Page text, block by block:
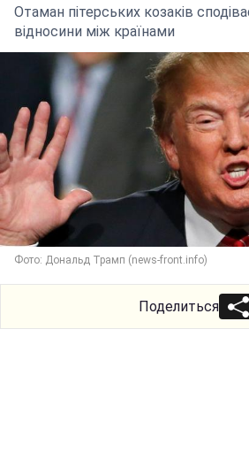
Отаман пітерських козаків
відносини між країнами
Фото: Дональд Трамп (news-front.info)
Поделиться